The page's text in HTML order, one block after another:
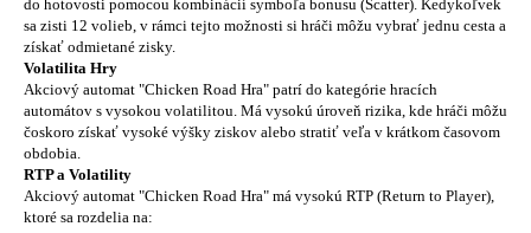
do hotovosti pomocou kombinácií symboľa bonusu (Scatter). Kedykoľvek
sa zisti 12 volieb, v rámci tejto možnosti si hráči môžu vybrať jednu cesta a
získať odmietané zisky.
Volatilita Hry
Akciový automat "Chicken Road Hra" patrí do kategórie hracích
automátov s vysokou volatilitou. Má vysokú úroveň rizika, kde hráči môžu
čoskoro získať vysoké výšky ziskov alebo stratiť veľa v krátkom časovom
obdobia.
RTP a Volatility
Akciový automat "Chicken Road Hra" má vysokú RTP (Return to Player),
ktoré sa rozdelia na: